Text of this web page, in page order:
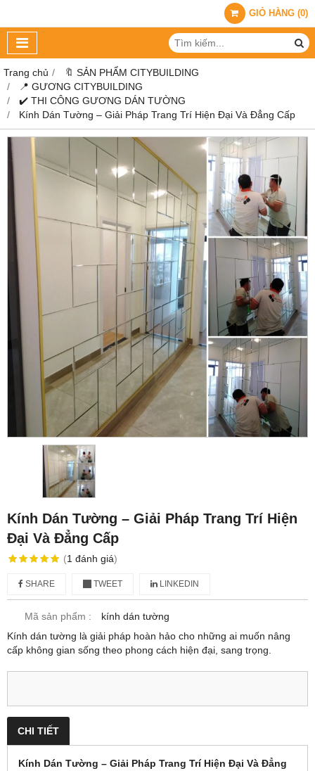
GIỎ HÀNG (0)
Trang chủ
🔖 SẢN PHẨM CITYBUILDING
📍 GƯƠNG CITYBUILDING
✔️ THI CÔNG GƯƠNG DÁN TƯỜNG
Kính Dán Tường – Giải Pháp Trang Trí Hiện Đại Và Đẳng Cấp
Kính Dán Tường – Giải Pháp Trang Trí Hiện
Đại Và Đẳng Cấp
(1 đánh giá)
SHARE TWEET LINKEDIN
Mã sản phẩm :
kính dán tường
Kính dán tường là giải pháp hoàn hảo cho những ai muốn nâng
cấp không gian sống theo phong cách hiện đại, sang trọng.
CHI TIẾT
Kính Dán Tường – Giải Pháp Trang Trí Hiện Đại Và Đẳng